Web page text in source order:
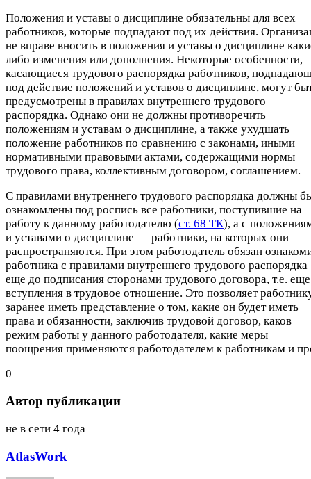
Положения и уставы о дисциплине обязательны для всех
работников, которые подпадают под их действия.
не вправе вносить в положения и уставы о дисциплине
либо изменения или дополнения. Некоторые особенности,
касающиеся трудового распорядка работников,
под действие положений и уставов о дисциплине, могут
предусмотрены в правилах внутреннего трудового
распорядка. Однако они не должны противоречить
положениям и уставам о дисциплине, а также ухудшать
положение работников по сравнению с законами, иными
нормативными правовыми актами, содержащими нормы
трудового права, коллективным договором, соглашением.
С правилами внутреннего трудового распорядка должны
ознакомлены под роспись все работники, поступившие на
работу к данному работодателю (ст. 68 ТК), а с
и уставами о дисциплине — работники, на которых они
распространяются. При этом работодатель обязан
работника с правилами внутреннего трудового распорядка
еще до подписания сторонами трудового договора, т.е.
вступления в трудовое отношение. Это позволяет
заранее иметь представление о том, какие он будет иметь
права и обязанности, заключив трудовой договор, каков
режим работы у данного работодателя, какие меры
поощрения применяются работодателем к работникам и
0
Автор публикации
не в сети 4 года
AtlasWork